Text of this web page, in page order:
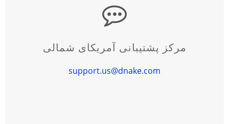
مرکز پشتیبانی آمریکای شمالی
support.us@dnake.com